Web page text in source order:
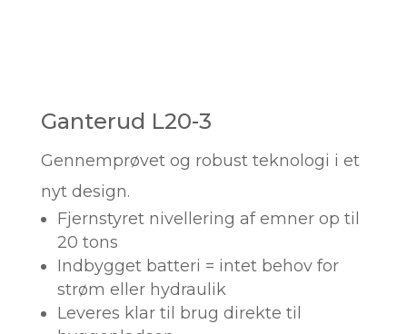
Ganterud L20-3
Gennemprøvet og robust teknologi i et
nyt design.
Fjernstyret nivellering af emner op til
20 tons
Indbygget batteri = intet behov for
strøm eller hydraulik
Leveres klar til brug direkte til